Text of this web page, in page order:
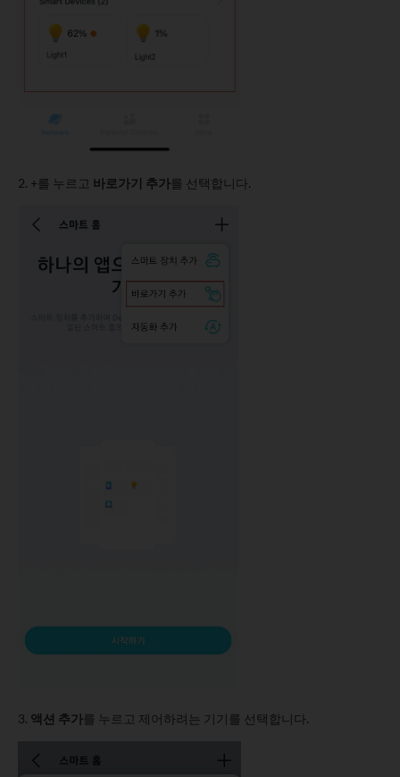
2. +를 누르고 바로가기 추가를 선택합니다.
3. 액션 추가를 누르고 제어하려는 기기를 선택합니다.